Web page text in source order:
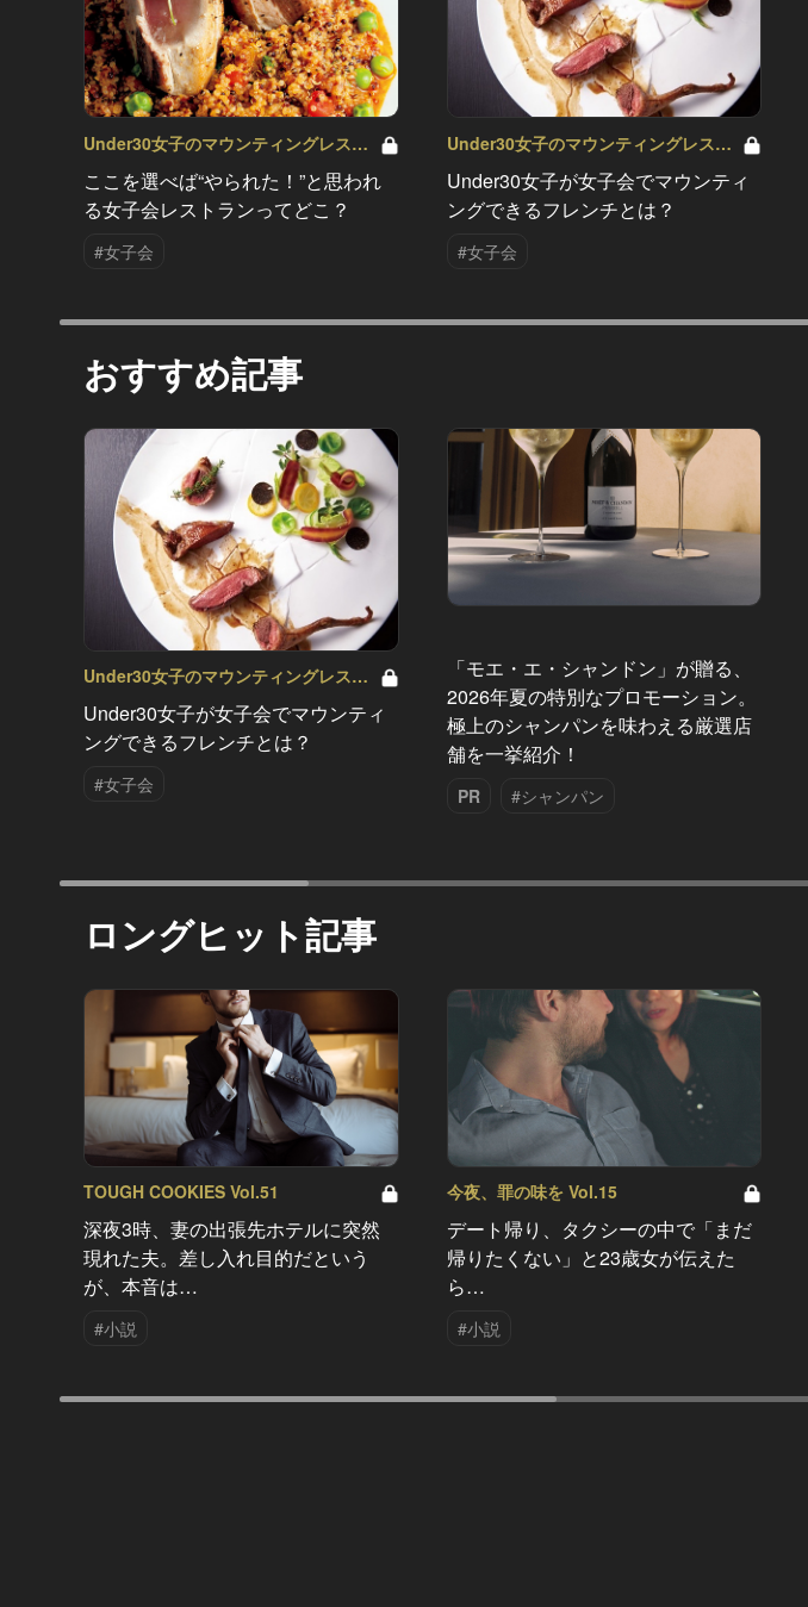
Under30女子のマウンティングレスト
ここを選べば“やられた！”と思われ
る女子会レストランってどこ？
#女子会
Under30女子のマウンティングレスト
Under30女子が女子会でマウンティ
ングできるフレンチとは？
#女子会
おすすめ記事
Under30女子のマウンティングレスト
Under30女子が女子会でマウンティ
ングできるフレンチとは？
#女子会
「モエ・エ・シャンドン」が贈る、
2026年夏の特別なプロモーション。
極上のシャンパンを味わえる厳選店
舗を一挙紹介！
PR #シャンパン
ロングヒット記事
TOUGH COOKIES Vol.51
深夜3時、妻の出張先ホテルに突然
現れた夫。差し入れ目的だという
が、本音は…
#小説
今夜、罪の味を Vol.15
デート帰り、タクシーの中で「まだ
帰りたくない」と23歳女が伝えた
ら…
#小説